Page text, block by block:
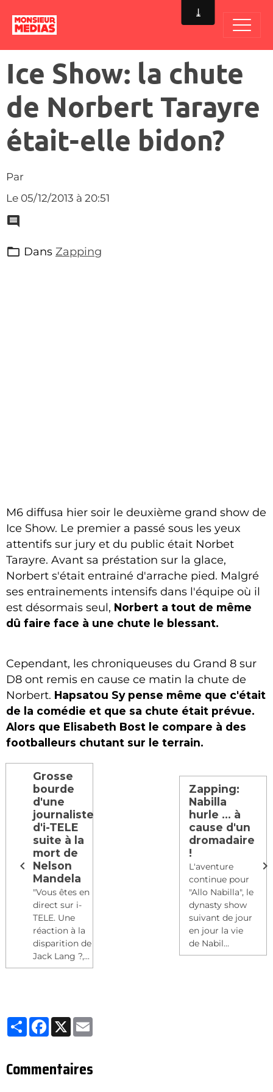
Ice Show: la chute
de Norbert Tarayre
était-elle bidon?
Par
Le 05/12/2013 à 20:51
Dans Zapping
M6 diffusa hier soir le deuxième grand show de
Ice Show. Le premier a passé sous les yeux
attentifs sur jury et du public était Norbet
Tarayre. Avant sa préstation sur la glace,
Norbert s'était entrainé d'arrache pied. Malgré
ses entrainements intensifs dans l'équipe où il
est désormais seul, Norbert a tout de même
dû faire face à une chute le blessant.
Cependant, les chroniqueuses du Grand 8 sur
D8 ont remis en cause ce matin la chute de
Norbert. Hapsatou Sy pense même que c'était
de la comédie et que sa chute était prévue.
Alors que Elisabeth Bost le compare à des
footballeurs chutant sur le terrain.
Grosse
bourde
d'une
journaliste
d'i-TELE
suite à la
mort de
Nelson
Mandela
"Vous êtes en
direct sur i-
TELE. Une
réaction à la
disparition de
Jack Lang ?,...
Zapping:
Nabilla
hurle ... à
cause d'un
dromadaire
!
L'aventure
continue pour
"Allo Nabilla", le
dynasty show
suivant de jour
en jour la vie
de Nabil...
Partager
Facebook
X
Commentaires